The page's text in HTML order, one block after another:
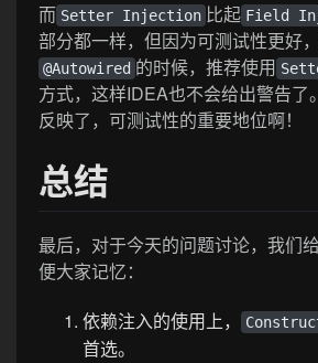
而 Setter Injection 比起 Field
部分都一样，但因为可测试性更好
@Autowired 的时候，推荐使用
方式，这样IDEA也不会给出警告了
反映了，可测试性的重要地位啊！
总结
最后，对于今天的问题讨论，我们
便大家记忆：
依赖注入的使用上，
首选。